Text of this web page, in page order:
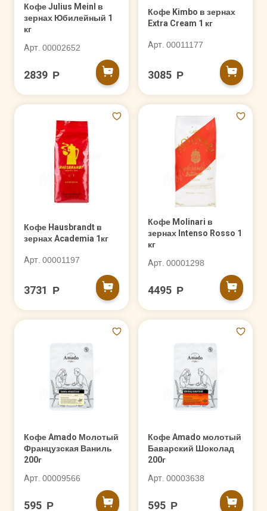
Кофе Julius Meinl в
зернах Юбилейный 1
кг
Арт. 00002652
2839 Р
Кофе Kimbo в зернах
Extra Cream 1 кг
Арт. 00011177
3085 Р
Кофе Hausbrandt в
зернах Academia 1кг
Арт. 00001197
3731 Р
Кофе Molinari в
зернах Intenso Rosso 1
кг
Арт. 00001298
4495 Р
Кофе Amado Молотый
Французская Ваниль
200г
Арт. 00009566
595 Р
Кофе Amado молотый
Баварский Шоколад
200г
Арт. 00003638
595 Р